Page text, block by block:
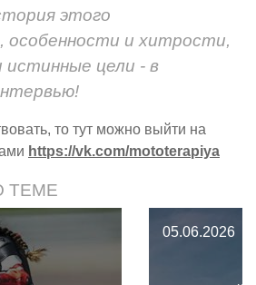
этого
особенности и хитрости,
цели - в
то тут можно выйти на
https://vk.com/mototerapiya
ТЕМЕ
05.06.2026